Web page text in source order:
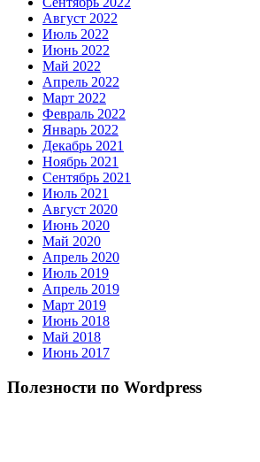
Август 2022
Июль 2022
Июнь 2022
Май 2022
Апрель 2022
Март 2022
Февраль 2022
Январь 2022
Декабрь 2021
Ноябрь 2021
Сентябрь 2021
Июль 2021
Август 2020
Июнь 2020
Май 2020
Апрель 2020
Июль 2019
Апрель 2019
Март 2019
Июнь 2018
Май 2018
Июнь 2017
Полезности по Wordpress